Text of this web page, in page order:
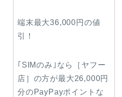
端末最大36,000円の値
引！
｢SIMのみ｣なら［ヤフー
店］の方が最大26,000円
分のPayPayポイントな